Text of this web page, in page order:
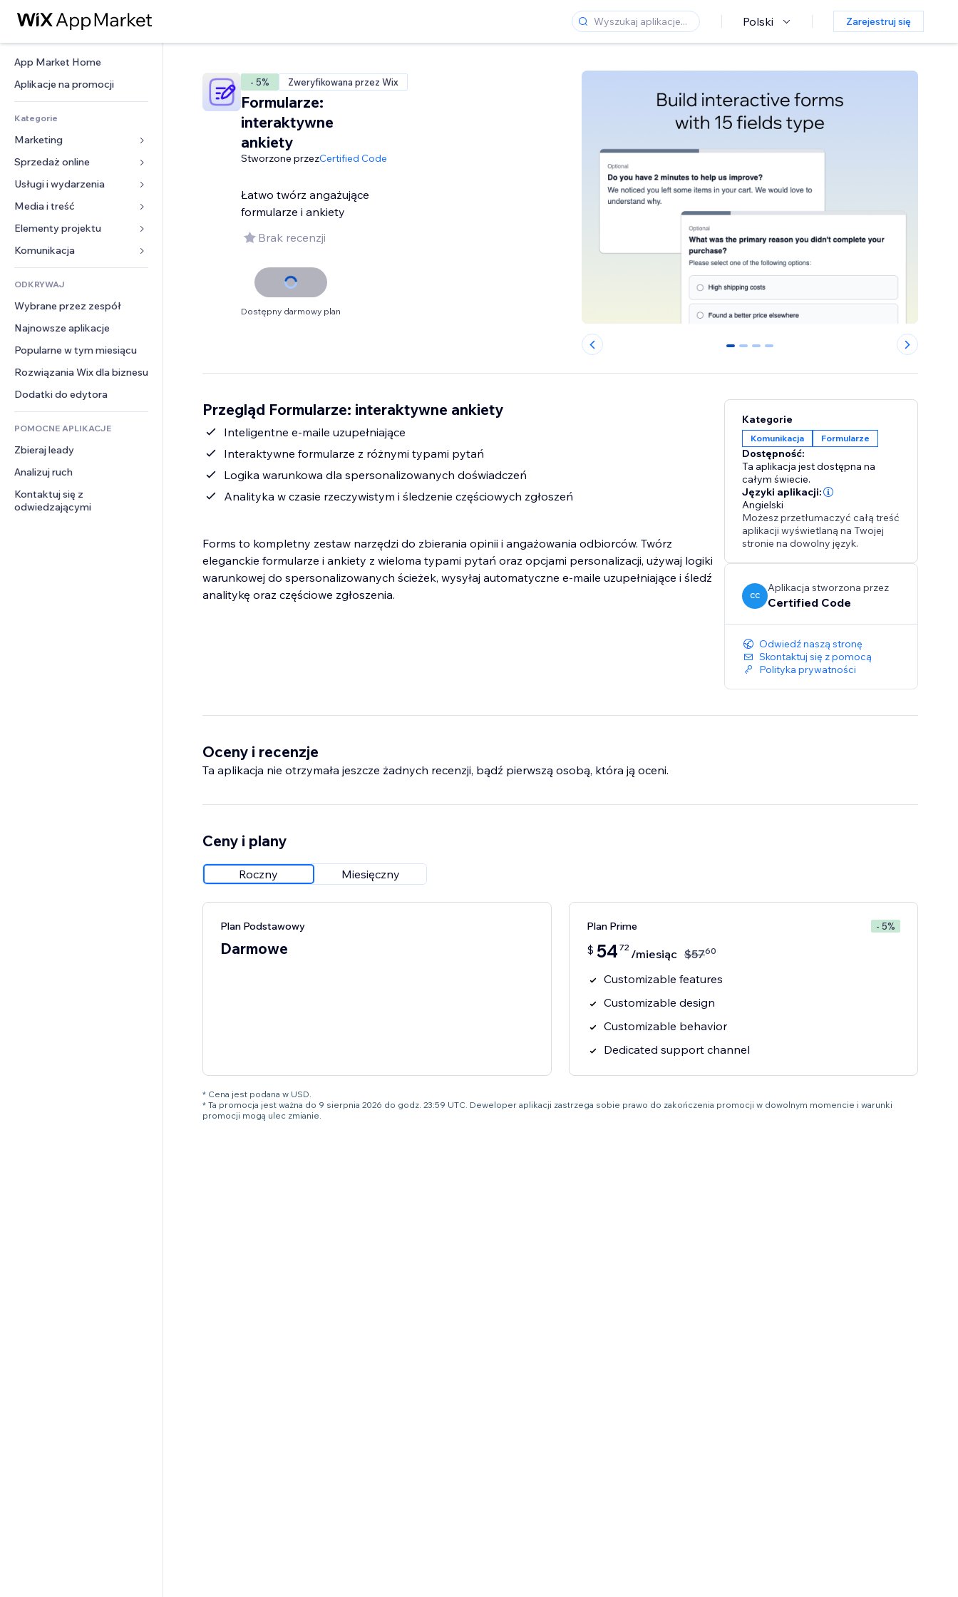
Polski Zarejestruj się
App Market Home
Aplikacje na promocji
Kategorie
Marketing
Reklamy
Smartfon
Analityka
Listy witryn
E-mail
Sprzedaż online
Aplikacje do sklepów
Wysyłka i dostawa
Przyciski sprzedaży
Rachunkowość
Kupony i lojalność
Rozwiązania dla
magazynowania
Dropshipping
Ceny i subskrypcja
Crowdfunding
Żywność i napoje
Usługi i wydarzenia
Hotele
Wydarzenia
Restauracje
Nieruchomości
Rezerwacje
Media i treść
Galeria
Muzyka
Podkasty
Fotografia
Film
PDF
Udostępnianie plików
Wiadomości
Elementy projektu
Mapy i nawigacja
Prywatność i bezpieczeństwo
Zegar
Szablony stron
Efekty obrazu
Przyciski i menu
Banery i odznaki
Kalkulatory
Szukaj
Pogoda
Wykresy i tabele
Formularze
Ankiety
Czat
Komentarze
Telefon
Społeczność
Opinie i polecenia
CRM
ODKRYWAJ
Wybrane przez zespół
Najnowsze aplikacje
Popularne w tym miesiącu
Rozwiązania Wix dla biznesu
Dodatki do edytora
POMOCNE APLIKACJE
Zbieraj leady
Analizuj ruch
Kontaktuj się z
odwiedzającymi
- 5% Zweryfikowana przez Wix
Formularze:
interaktywne
ankiety
Stworzone przezCertified Code
Łatwo twórz angażujące
formularze i ankiety
Brak recenzji
Dostępny darmowy plan
0 1 2 3
Przegląd Formularze: interaktywne ankiety
Inteligentne e-maile uzupełniające
Interaktywne formularze z różnymi typami pytań
Logika warunkowa dla spersonalizowanych doświadczeń
Analityka w czasie rzeczywistym i śledzenie częściowych zgłoszeń
Forms to kompletny zestaw narzędzi do zbierania opinii i angażowania odbiorców. Twórz
eleganckie formularze i ankiety z wieloma typami pytań oraz opcjami personalizacji, używaj logiki
warunkowej do spersonalizowanych ścieżek, wysyłaj automatyczne e-maile uzupełniające i śledź
analitykę oraz częściowe zgłoszenia.
Kategorie
Komunikacja Formularze
Dostępność:
Ta aplikacja jest dostępna na
całym świecie.
Języki aplikacji:
Angielski
Możesz przetłumaczyć całą treść
aplikacji wyświetlaną na Twojej
stronie na dowolny język.
CC
Aplikacja stworzona przez
Certified Code
Odwiedź naszą stronę
Skontaktuj się z pomocą
Polityka prywatności
Oceny i recenzje
Ta aplikacja nie otrzymała jeszcze żadnych recenzji, bądź pierwszą osobą, która ją oceni.
Ceny i plany
Roczny Miesięczny
Plan Podstawowy
Darmowe
Plan Prime - 5%
$ 54 72 /miesiąc $5760
Customizable features
Customizable design
Customizable behavior
Dedicated support channel
* Cena jest podana w USD.
* Ta promocja jest ważna do 9 sierpnia 2026 do godz. 23:59 UTC. Deweloper aplikacji zastrzega sobie prawo do zakończenia promocji w dowolnym momencie i warunki
promocji mogą ulec zmianie.